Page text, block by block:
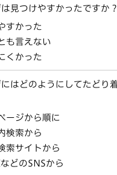
見つけやすかったですか？
すかった
も言えない
くかった
はどのようにしてたどり
ージから順に
検索から
索サイトから
どのSNSから